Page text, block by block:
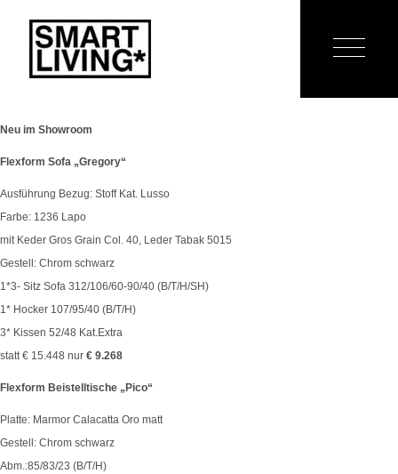
Neu im Showroom
Flexform Sofa „Gregory“
Ausführung Bezug: Stoff Kat. Lusso
Farbe: 1236 Lapo
mit Keder Gros Grain Col. 40, Leder Tabak 5015
Gestell: Chrom schwarz
1*3- Sitz Sofa 312/106/60-90/40 (B/T/H/SH)
1* Hocker 107/95/40 (B/T/H)
3* Kissen 52/48 Kat.Extra
statt € 15.448 nur € 9.268
Flexform Beistelltische „Pico“
Platte: Marmor Calacatta Oro matt
Gestell: Chrom schwarz
Abm.:85/83/23 (B/T/H)